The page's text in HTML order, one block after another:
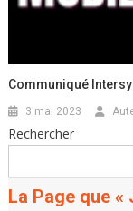
Communiqué
3 mai 2023
Rechercher
La Page que «